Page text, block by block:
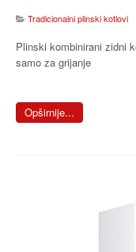
Tradicionalni plinski kotlovi
Plinski kombinirani zidni
samo za grijanje
Opširnije...